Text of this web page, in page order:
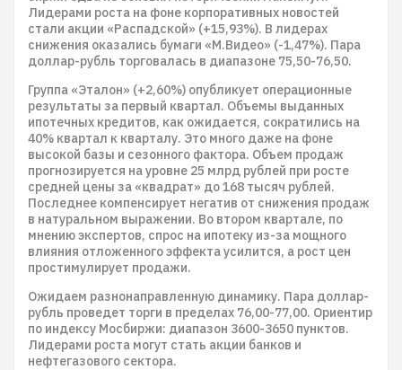
Лидерами роста на фоне корпоративных новостей
стали акции «Распадской» (+15,93%). В лидерах
снижения оказались бумаги «М.Видео» (-1,47%). Пара
доллар-рубль торговалась в диапазоне 75,50-76,50.
Группа «Эталон» (+2,60%) опубликует операционные
результаты за первый квартал. Объемы выданных
ипотечных кредитов, как ожидается, сократились на
40% квартал к кварталу. Это много даже на фоне
высокой базы и сезонного фактора. Объем продаж
прогнозируется на уровне 25 млрд рублей при росте
средней цены за «квадрат» до 168 тысяч рублей.
Последнее компенсирует негатив от снижения продаж
в натуральном выражении. Во втором квартале, по
мнению экспертов, спрос на ипотеку из-за мощного
влияния отложенного эффекта усилится, а рост цен
простимулирует продажи.
Ожидаем разнонаправленную динамику. Пара доллар-
рубль проведет торги в пределах 76,00-77,00. Ориентир
по индексу Мосбиржи: диапазон 3600-3650 пунктов.
Лидерами роста могут стать акции банков и
нефтегазового сектора.